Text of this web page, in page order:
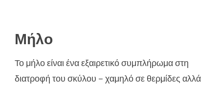
Μήλο
Το μήλο είναι ένα εξαιρετικό συμπλήρωμα στη
διατροφή του σκύλου – χαμηλό σε θερμίδες αλλά